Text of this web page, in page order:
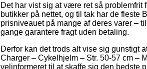
Det har vist sig at være ret så
butikker på nettet, og til tak har de
prisniveauet på mange af deres varer –
gange garantere fragt uden betaling.
Derfor kan det trods alt vise sig gunstigt
Charger – Cykelhjelm – Str. 50-57 cm –
velinformeret til at skaffe sig den bedste